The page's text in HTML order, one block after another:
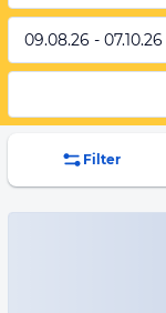
09.08.26 - 07.10.26
Filter